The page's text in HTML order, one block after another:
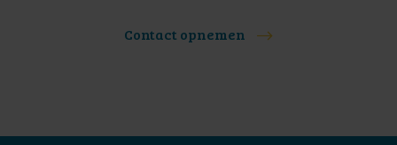
Contact opnemen